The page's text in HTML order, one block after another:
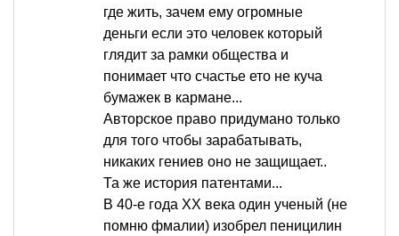
где жить, зачем ему огромные
деньги если это человек который
глядит за рамки общества и
понимает что счастье ето не куча
бумажек в кармане...
Авторское право придумано только
для того чтобы зарабатывать,
никаких гениев оно не защищает..
Та же история патентами...
В 40-е года ХХ века один ученый (не
помню фмалии) изобрел пеницилин